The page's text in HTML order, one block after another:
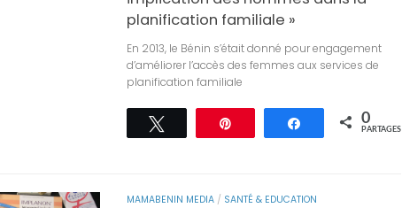
planification familiale »
En 2013, le Bénin s’était donné pour engagement
d’améliorer l’accès des femmes aux services de
planification familiale
Partagez 0
PARTAGES
MAMABENIN MEDIA / SANTÉ & EDUCATION